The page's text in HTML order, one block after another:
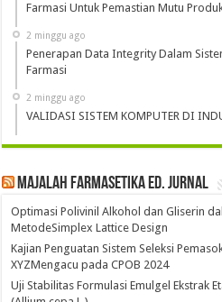
Farmasi Untuk Pemastian Mutu
2 minggu ago
Penerapan Data Integrity Dalam
Farmasi
2 minggu ago
VALIDASI SISTEM KOMPUTER DI
Majalah Farmasetika Ed. Jurnal
Optimasi Polivinil Alkohol dan Gliserin
MetodeSimplex Lattice Design
Kajian Penguatan Sistem Seleksi
XYZMengacu pada CPOB 2024
Uji Stabilitas Formulasi Emulgel Ekstrak